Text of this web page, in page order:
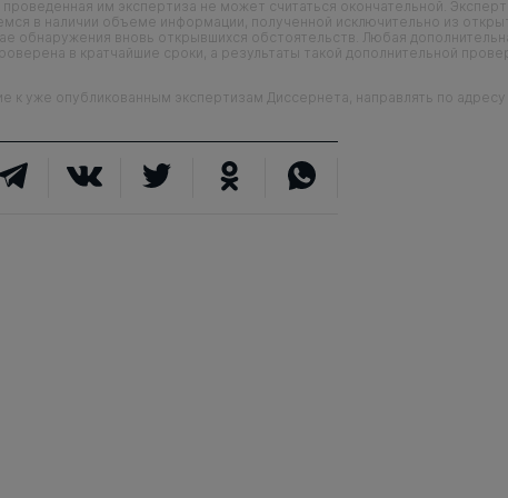
им экспертиза не может считаться окончательной.
в наличии объеме информации, полученной исключительно из
обнаружения вновь открывшихся обстоятельств. Любая
в кратчайшие сроки, а результаты такой дополнительной
опубликованным экспертизам Диссернета, направлять по адресу